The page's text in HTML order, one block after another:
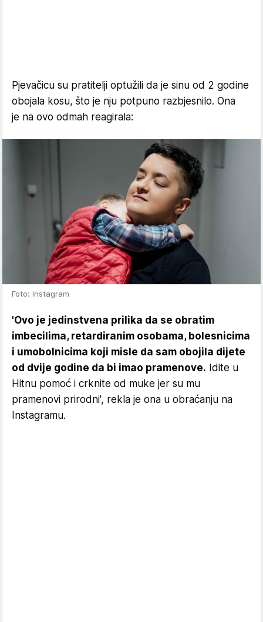
Pjevačicu su pratitelji optužili da je sinu od 2 godine
obojala kosu, što je nju potpuno razbjesnilo. Ona
je na ovo odmah reagirala:
Foto: Instagram
'Ovo je jedinstvena prilika da se obratim
imbecilima, retardiranim osobama, bolesnicima
i umobolnicima koji misle da sam obojila dijete
od dvije godine da bi imao pramenove. Idite u
Hitnu pomoć i crknite od muke jer su mu
pramenovi prirodni', rekla je ona u obraćanju na
Instagramu.